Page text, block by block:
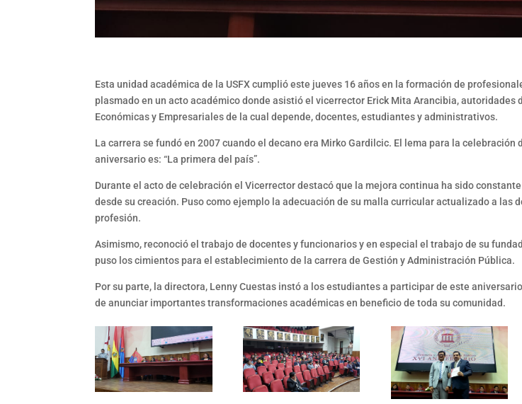
Esta unidad académica de la USFX cumplió este jueves 16 años en la formación de
plasmado en un acto académico donde asistió el vicerrector Erick Mita Arancibia, autoridades
Económicas y Empresariales de la cual depende, docentes, estudiantes y administrativos.
La carrera se fundó en 2007 cuando el decano era Mirko Gardilcic. El lema para la celebración
aniversario es: “La primera del país”.
Durante el acto de celebración el Vicerrector destacó que la mejora continua ha sido
desde su creación. Puso como ejemplo la adecuación de su malla curricular actualizado a las
profesión.
Asimismo, reconoció el trabajo de docentes y funcionarios y en especial el trabajo de su
puso los cimientos para el establecimiento de la carrera de Gestión y Administración Pública.
Por su parte, la directora, Lenny Cuestas instó a los estudiantes a participar de este
de anunciar importantes transformaciones académicas en beneficio de toda su comunidad.